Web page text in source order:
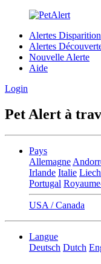
Alertes Disparition
Alertes
Nouvelle Alerte
Aide
Login
Pet Alert à
Pays
Allemagne
Irlande Italie
Portugal
USA / Canada
Langue
Deutsch Dutch